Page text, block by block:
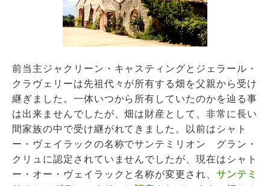
前当主ジャクリーン・キャスティングとジェラール・
クラヴェリーは先祖代々が所有する畑を父親から受け
継ぎました。一体いつから所有していたのかを辿る事
は出来ませんでしたが、畑は財産として、非常に長い
間家族の中で受け継がれてきました。以前はシャト
ー・ヴェイラックの名称でサンテミリオン グラン・
クリュに認定されていませんでしたが、現在はシャト
ー・オー・ヴェイラックと名称が変更され、サンテミ